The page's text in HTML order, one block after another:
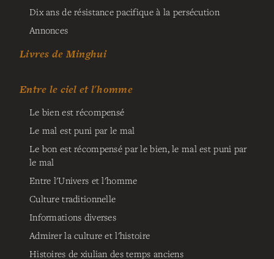
Dix ans de résistance pacifique à la persécution
Annonces
Livres de Minghui
Entre le ciel et l'homme
Le bien est récompensé
Le mal est puni par le mal
Le bon est récompensé par le bien, le mal est puni par
le mal
Entre l'Univers et l'homme
Culture traditionnelle
Informations diverses
Admirer la culture et l'histoire
Histoires de xiulian des temps anciens